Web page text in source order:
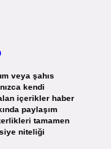
veya şahıs
kendi
alan içerikler haber
paylaşım
tamamen
niteliği